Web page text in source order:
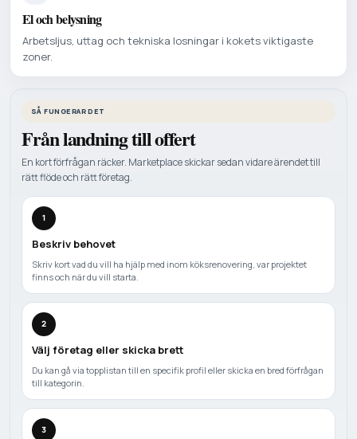
El och belysning
Arbetsljus, uttag och tekniska losningar i kokets viktigaste
zoner.
SÅ FUNGERAR DET
Från landning till offert
En kort förfrågan räcker. Marketplace skickar sedan vidare ärendet till
rätt flöde och rätt företag.
1
Beskriv behovet
Skriv kort vad du vill ha hjälp med inom köksrenovering, var projektet
finns och när du vill starta.
2
Välj företag eller skicka brett
Du kan gå via topplistan till en specifik profil eller skicka en bred förfrågan
till kategorin.
3